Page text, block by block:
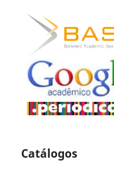
Catálogos